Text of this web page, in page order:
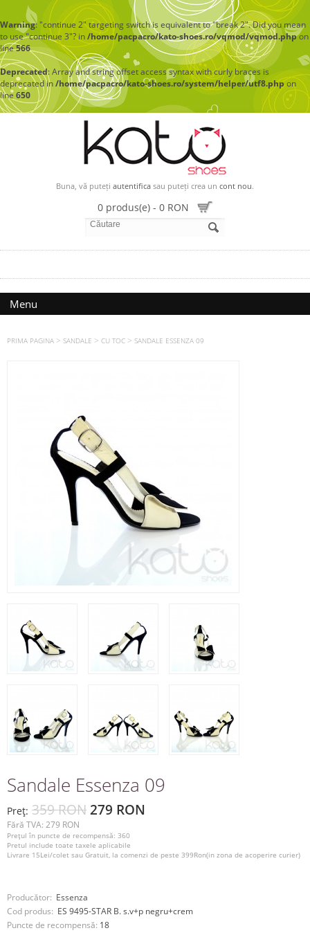
Warning: "continue 2" targeting switch is equivalent to "break 2". Did you mean
to use "continue 3"? in/home/pacpacro/kato-shoes.ro/vqmod/vqmod.phpon
line566
Deprecated: Array and string offset access syntax with curly braces is
deprecated in/home/pacpacro/kato-shoes.ro/system/helper/utf8.phpon
line650
Buna, vă puteți autentifica sau puteți crea un cont nou.
0 produs(e) - 0 RON
Menu
PRIMA PAGINA > SANDALE > CU TOC > SANDALE ESSENZA 09
Sandale Essenza 09
Preţ: 359 RON279 RON
Fără TVA: 279 RON
Preţul în puncte de recompensă: 360
Pretul include toate taxele aplicabile
Livrare 15Lei/colet sau Gratuit, la comenzi de peste 399Ron(in zona de acoperire curier)
Producător: Essenza
Cod produs: ES 9495-STAR B. s.v+p negru+crem
Puncte de recompensă: 18